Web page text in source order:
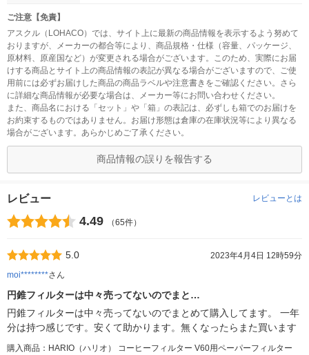
ご注意【免責】
アスクル（LOHACO）では、サイト上に最新の商品情報を表示するよう努めて
おりますが、メーカーの都合等により、商品規格・仕様（容量、パッケージ、
原材料、原産国など）が変更される場合がございます。このため、実際にお届
けする商品とサイト上の商品情報の表記が異なる場合がございますので、ご使
用前には必ずお届けした商品の商品ラベルや注意書きをご確認ください。さら
に詳細な商品情報が必要な場合は、メーカー等にお問い合わせください。
また、商品名における「セット」や「箱」の表記は、必ずしも箱でのお届けを
お約束するものではありません。お届け形態は倉庫の在庫状況等により異なる
場合がございます。あらかじめご了承ください。
商品情報の誤りを報告する
レビュー レビューとは
4.49 （65件）
5.0
2023年4月4日 12時59分
moi********さん
円錐フィルターは中々売ってないのでまと…
円錐フィルターは中々売ってないのでまとめて購入してます。 一年
分は持つ感じです。安くて助かります。無くなったらまた買います
購入商品：HARIO（ハリオ） コーヒーフィルター V60用ペーパーフィルター